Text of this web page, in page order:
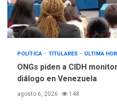
POLÍTICA TITULARES ÚLTIMA
ONGs piden a CIDH
diálogo en Venezuela
agosto 6, 2026 148